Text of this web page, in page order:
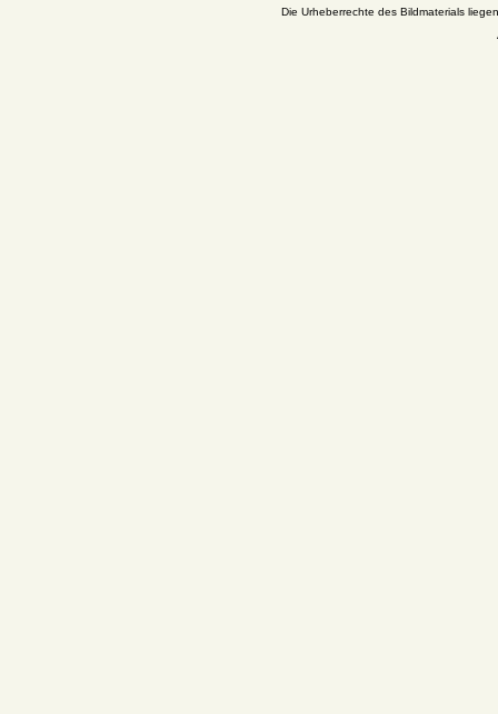
Die Urheberrechte des Bildmaterials